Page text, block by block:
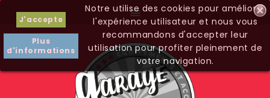

J'accepte
Plus
d'informations
Notre utilise des cookies pour améliorer
l'expérience utilisateur et nous vous
recommandons d'accepter leur
utilisation pour profiter pleinement de
votre navigation.